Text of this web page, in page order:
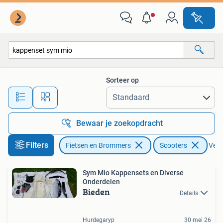
Alle afstanden…
Sorteer op
Bewaar je zoekopdracht
Filters Fietsen en Brommers Scooters
Sym Mio Kappensets en Diverse
Onderdelen
Bieden Details
Hurdegaryp 30 mei 26